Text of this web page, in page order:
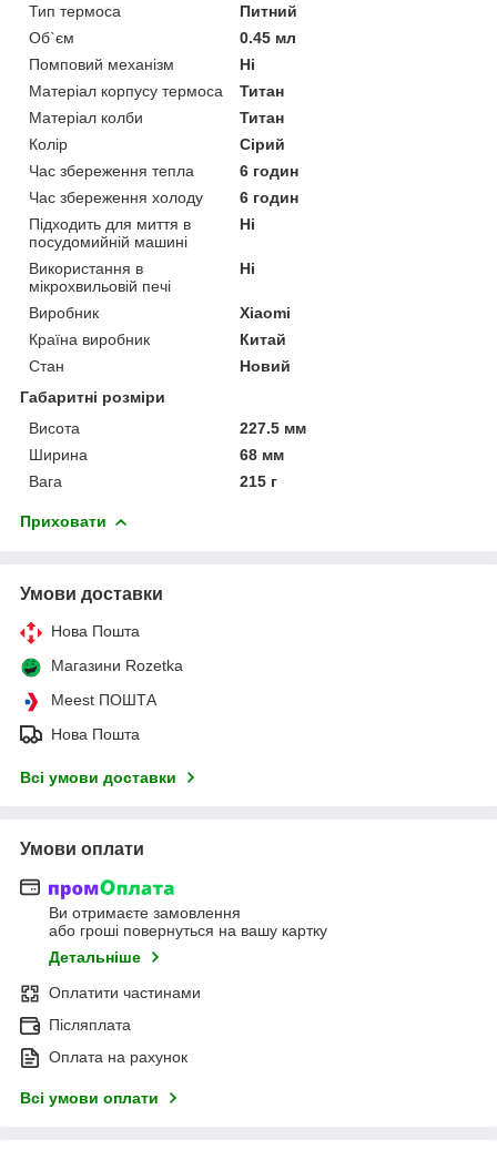
Тип термоса
Питний
Об`єм
0.45 мл
Помповий механізм
Ні
Матеріал корпусу термоса
Титан
Матеріал колби
Титан
Колір
Сірий
Час збереження тепла
6 годин
Час збереження холоду
6 годин
Підходить для миття в
посудомийній машині
Ні
Використання в
мікрохвильовій печі
Ні
Виробник
Xiaomi
Країна виробник
Китай
Стан
Новий
Габаритні розміри
Висота
227.5 мм
Ширина
68 мм
Вага
215 г
Приховати
Умови доставки
Нова Пошта
Магазини Rozetka
Meest ПОШТА
Нова Пошта
Всі умови доставки
Умови оплати
Ви отримаєте замовлення
або гроші повернуться на вашу картку
Детальніше
Оплатити частинами
Післяплата
Оплата на рахунок
Всі умови оплати